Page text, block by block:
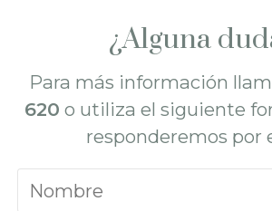
¿Alguna
Para más información
620 o utiliza el siguiente
responderemos por